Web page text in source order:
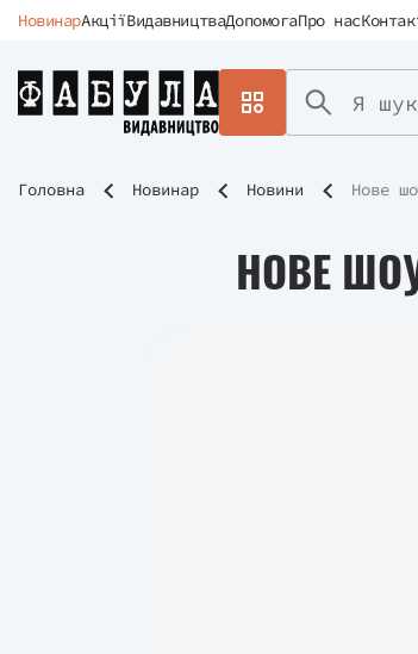
НовинарАкціїВидавництваДопомогаПро нас
Головна Новинар Новини Нове
НОВЕ